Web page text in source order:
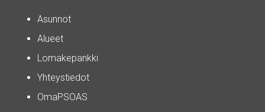
Asunnot
Alueet
Lomakepankki
Yhteystiedot
OmaPSOAS